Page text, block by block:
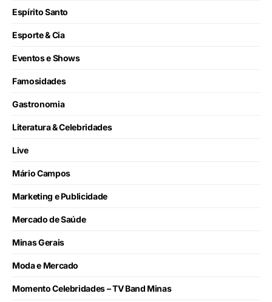
Espírito Santo
Esporte & Cia
Eventos e Shows
Famosidades
Gastronomia
Literatura & Celebridades
Live
Mário Campos
Marketing e Publicidade
Mercado de Saúde
Minas Gerais
Moda e Mercado
Momento Celebridades – TV Band Minas